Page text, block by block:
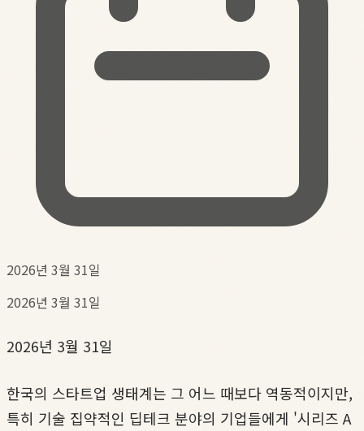
2026년 3월 31일
2026년 3월 31일
2026년 3월 31일
한국의 스타트업 생태계는 그 어느 때보다 역동적이지만,
특히 기술 집약적인 딥테크 분야의 기업들에게 '시리즈 A